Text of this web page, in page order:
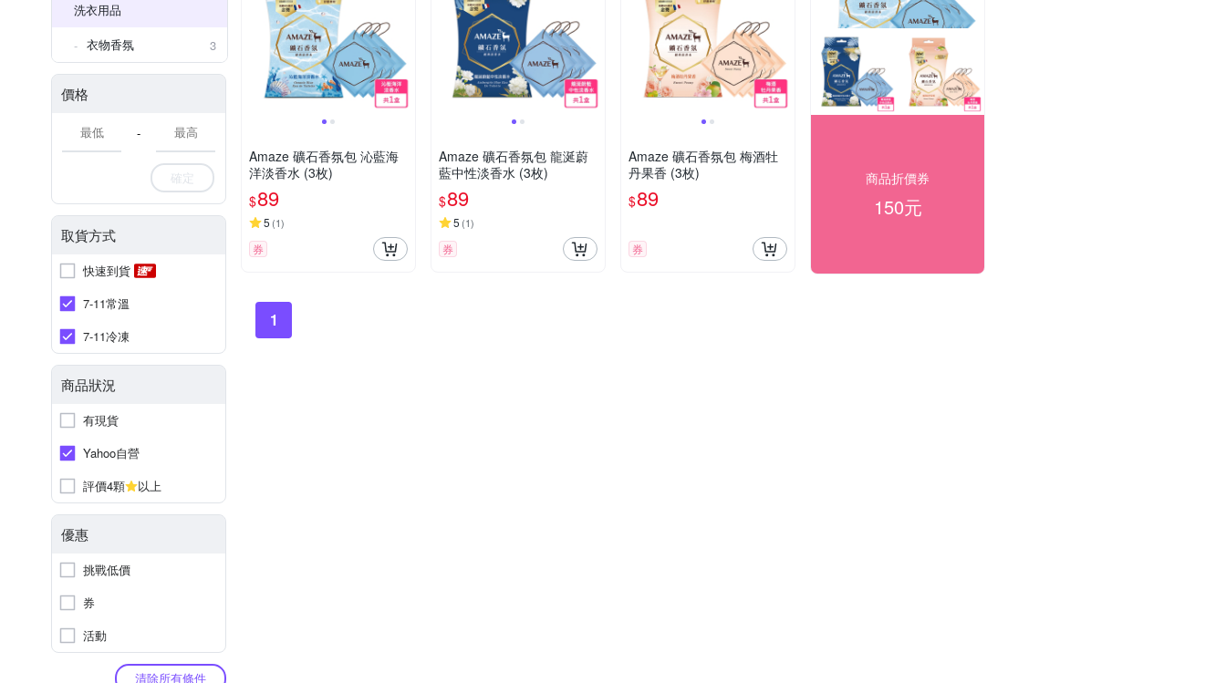
洗衣用品
衣物香氛
3
價格
-
確定
取貨方式
快速到貨
7-11常溫
7-11冷凍
商品狀況
有現貨
Yahoo自營
評價4顆
以上
優惠
挑戰低價
券
活動
清除所有條件
Amaze 礦石香氛包 沁藍海
洋淡香水 (3枚)
$89
5 (1)
券
Amaze 礦石香氛包 龍涎蔚
藍中性淡香水 (3枚)
$89
5 (1)
券
Amaze 礦石香氛包 梅酒牡
丹果香 (3枚)
$89
券
商品折價券
150元
1